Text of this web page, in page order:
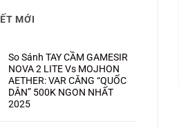
2.500.000VNĐ.
MỚI
So Sánh TAY CẦM GAMESIR
NOVA 2 LITE Vs MOJHON
AETHER: VAR CĂNG “QUỐC
DÂN” 500K NGON NHẤT
2025